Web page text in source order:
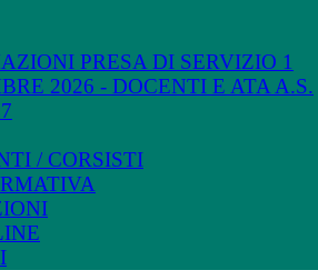
PRESA DI SERVIZIO 1
2026 - DOCENTI E ATA A.S.
/ CORSISTI